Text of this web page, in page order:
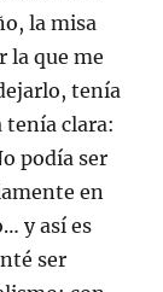
la misa
la que me
tenía
tenía clara:
podía ser
en
y así es
ser